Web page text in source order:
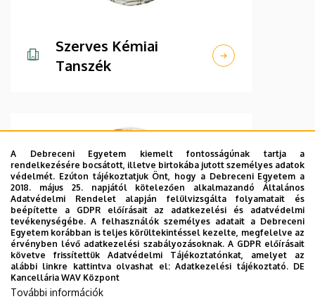
Szerves Kémiai
Tanszék
Szervetlen és
Analitikai Kémiai
A Debreceni Egyetem kiemelt fontosságúnak tartja a
rendelkezésére bocsátott, illetve birtokába jutott személyes adatok
védelmét. Ezúton tájékoztatjuk Önt, hogy a Debreceni Egyetem a
2018. május 25. napjától kötelezően alkalmazandó Általános
Adatvédelmi Rendelet alapján felülvizsgálta folyamatait és
beépítette a GDPR előírásait az adatkezelési és adatvédelmi
tevékenységébe. A felhasználók személyes adatait a Debreceni
Egyetem korábban is teljes körültekintéssel kezelte, megfelelve az
érvényben lévő adatkezelési szabályozásoknak. A GDPR előírásait
követve frissítettük Adatvédelmi Tájékoztatónkat, amelyet az
alábbi linkre kattintva olvashat el:Adatkezelési tájékoztató. DE
Kancellária WAV Központ
További információk